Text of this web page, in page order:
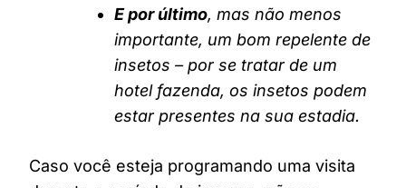
E por último, mas não menos
importante, um bom repelente de
insetos – por se tratar de um
hotel fazenda, os insetos podem
estar presentes na sua estadia.
Caso você esteja programando uma visita